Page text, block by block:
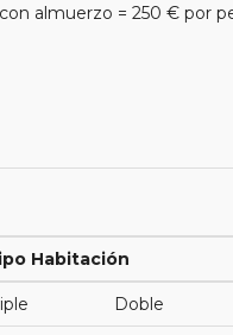
almuerzo = 250 € por
Habitación
Doble